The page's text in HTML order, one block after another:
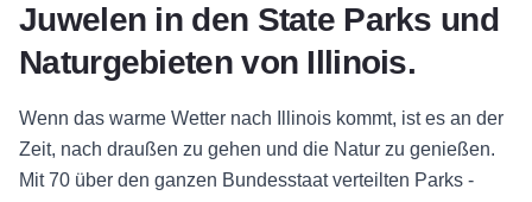
Juwelen in den State Parks und
Naturgebieten von Illinois.
Wenn das warme Wetter nach Illinois kommt, ist es an der
Zeit, nach draußen zu gehen und die Natur zu genießen.
Mit 70 über den ganzen Bundesstaat verteilten Parks -